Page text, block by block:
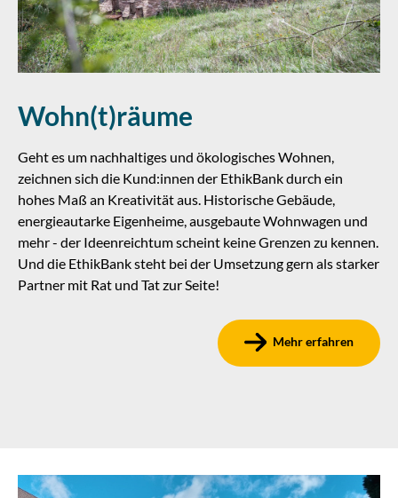
Wohn(t)räume
Geht es um nachhaltiges und ökologisches Wohnen,
zeichnen sich die Kund:innen der EthikBank durch ein
hohes Maß an Kreativität aus. Historische Gebäude,
energieautarke Eigenheime, ausgebaute Wohnwagen und
mehr - der Ideenreichtum scheint keine Grenzen zu kennen.
Und die EthikBank steht bei der Umsetzung gern als starker
Partner mit Rat und Tat zur Seite!
Mehr erfahren